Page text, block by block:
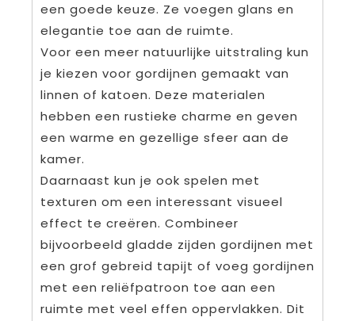
een goede keuze. Ze voegen glans en
elegantie toe aan de ruimte.
Voor een meer natuurlijke uitstraling kun
je kiezen voor gordijnen gemaakt van
linnen of katoen. Deze materialen
hebben een rustieke charme en geven
een warme en gezellige sfeer aan de
kamer.
Daarnaast kun je ook spelen met
texturen om een interessant visueel
effect te creëren. Combineer
bijvoorbeeld gladde zijden gordijnen met
een grof gebreid tapijt of voeg gordijnen
met een reliëfpatroon toe aan een
ruimte met veel effen oppervlakken. Dit